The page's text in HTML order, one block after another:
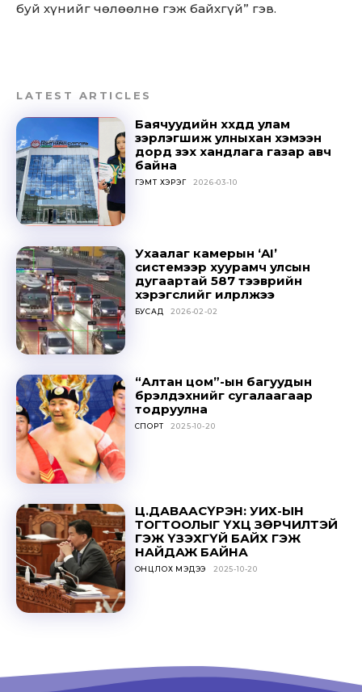
Don't miss
to stay in the loop.
SUBSCRIBE
буй хүнийг чөлөөлнө гэж байхгүй” гэв.
LATEST ARTICLES
Баячуудийн хүүхдүүд улам
зэрлэгшиж улныхан хэмээн
дорд үзэх хандлага газар авч
байна
ГЭМТ ХЭРЭГ 2026-03-10
Ухаалаг камерын ‘AI’
системээр хуурамч улсын
дугаартай 587 тээврийн
хэрэгслийг илрүүлжээ
БУСАД 2026-02-02
“Алтан цом”-ын багуудын
бүрэлдэхүүнийг сугалаагаар
тодруулна
СПОРТ 2025-10-20
Ц.ДАВААСҮРЭН: УИХ-ЫН
ТОГТООЛЫГ ҮХЦ ЗӨРЧИЛТЭЙ
ГЭЖ ҮЗЭХГҮЙ БАЙХ ГЭЖ
НАЙДАЖ БАЙНА
ОНЦЛОХ МЭДЭЭ 2025-10-20